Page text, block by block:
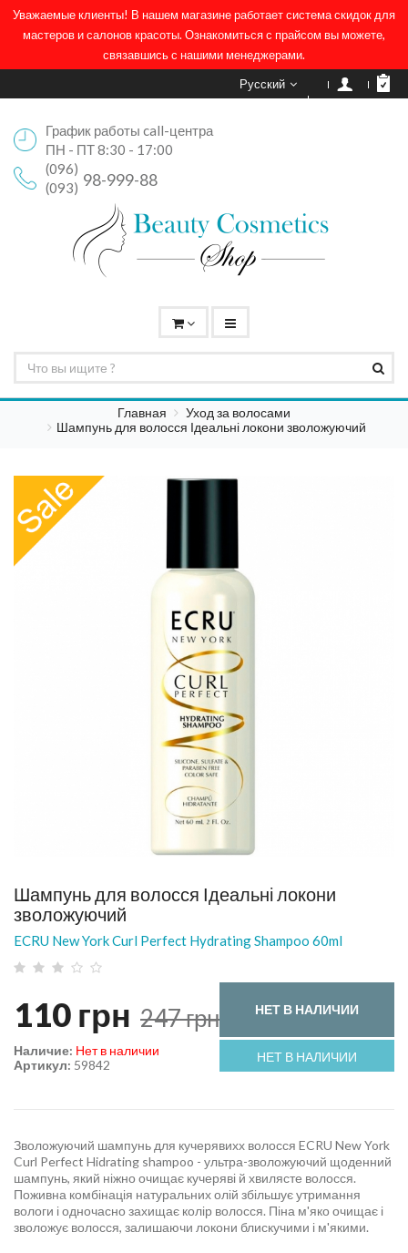
Уважаемые клиенты! В нашем магазине работает система скидок для
мастеров и салонов красоты. Ознакомиться с прайсом вы можете,
связавшись с нашими менеджерами.
Русский
График работы call-центра
ПН - ПТ 8:30 - 17:00
(096)
98-999-88
(093)
Главная
Уход за волосами
Шампунь для волосся Ідеальні локони зволожуючий
Шампунь для волосся Ідеальні локони
зволожуючий
ECRU New York Curl Perfect Hydrating Shampoo 60ml
110 грн 247грн НЕТ В НАЛИЧИИ
НЕТ В НАЛИЧИИ
Артикул: 59842
Наличие: Нет в наличии
Зволожуючий шампунь для кучерявихх волосся ECRU New York
Curl Perfect Hidrating shampoo - ультра-зволожуючий щоденний
шампунь, який ніжно очищає кучеряві й хвилясте волосся.
Поживна комбінація натуральних олій збільшує утримання
вологи і одночасно захищає колір волосся. Піна м'яко очищає і
зволожує волосся, залишаючи локони блискучими і м'якими.